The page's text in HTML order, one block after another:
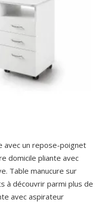
avec un repose-poignet
domicile pliante avec
Table manucure sur
à découvrir parmi plus de
avec aspirateur